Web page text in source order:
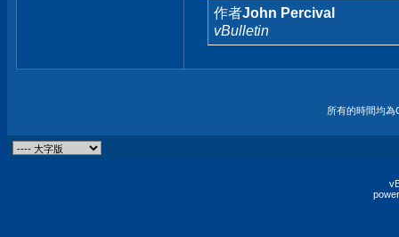
作者John Percival
vBulletin
所有的時間均為